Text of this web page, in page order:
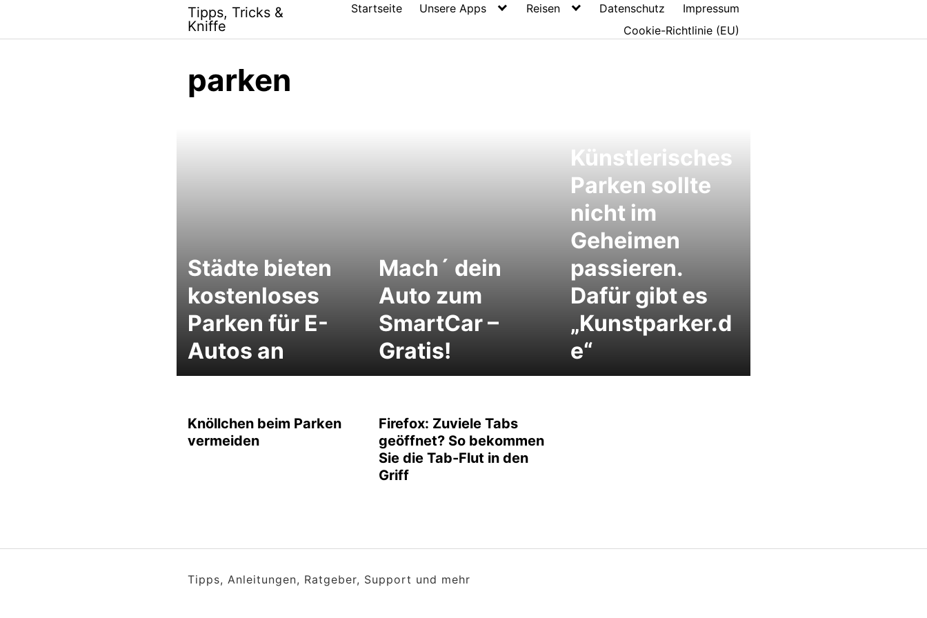
content
Tipps, Tricks &
Kniffe
Startseite Unsere Apps Reisen Datenschutz
Impressum
Cookie-Richtlinie (EU)
parken
Städte bieten
kostenloses
Parken für E-
Autos an
Mach´ dein
Auto zum
SmartCar –
Gratis!
Künstlerisches
Parken sollte
nicht im
Geheimen
passieren.
Dafür gibt es
„Kunstparker.d
e“
Knöllchen beim Parken
vermeiden
Firefox: Zuviele Tabs
geöffnet? So bekommen
Sie die Tab-Flut in den
Griff
Tipps, Anleitungen, Ratgeber, Support und mehr